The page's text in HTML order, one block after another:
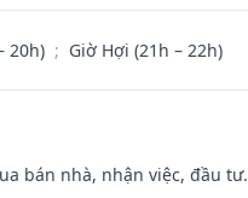
20h) ; Giờ Hợi (21h – 22h)
bán nhà, nhận việc, đầu tư.